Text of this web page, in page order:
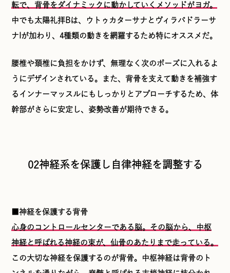
転で、背骨をダイナミックに動かしていくメソッドがヨガ。
中でも太陽礼拝Bは、ウトゥカターサナとヴィラバドラーサ
ナIが加わり、4種類の動きを網羅するため特にオススメだ。
腰椎や頚椎に負担をかけず、無理なく次のポーズに入れるよ
うにデザインされている。また、背骨を支えて動きを補強す
るインナーマッスルにもしっかりとアプローチするため、体
幹部がさらに安定し、姿勢改善が期待できる。
02神経系を保護し自律神経を調整する
■神経を保護する背骨
心身のコントロールセンターである脳。その脳から、中枢
神経と呼ばれる神経の束が、仙骨のあたりまで走っている。
この大切な神経を保護するのが背骨。中枢神経は背骨のト